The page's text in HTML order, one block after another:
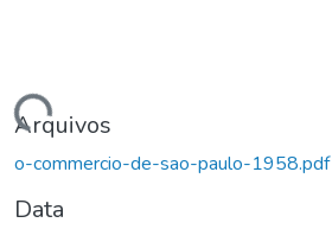
Arquivos
o-commercio-de-sao-paulo-1958.pdf
Data